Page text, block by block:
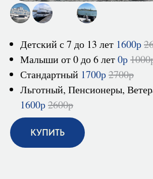
Детский с 7 до 13 лет 1600р
Малыши от 0 до 6 лет0р
Стандартный 1700р2700р
Льготный, Пенсионеры,
1600р2600р
КУПИТЬ